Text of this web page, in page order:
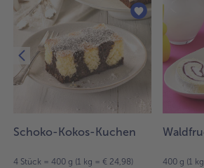
Schoko-Kokos-Kuchen
4 Stück = 400 g (1 kg = € 24,98) 400 g (1